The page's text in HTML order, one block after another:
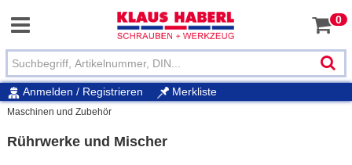
0
Anmelden / Registrieren Merkliste
Maschinen und Zubehör
Rührwerke und Mischer